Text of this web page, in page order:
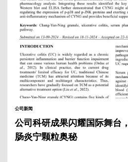
公司新闻
公司科研成果闪耀国际舞台
肠炎宁颗粒奥秘